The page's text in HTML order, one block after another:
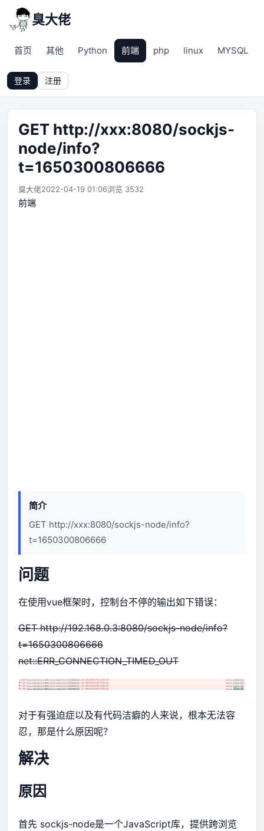
臭大佬
首页 其他 Python 前端 php linux MYSQL
登录 注册
GET http://xxx:8080/sockjs-
node/info?
t=1650300806666
臭大佬2022-04-19 01:06浏览 3532
前端
简介
GET http://xxx:8080/sockjs-node/info?
t=1650300806666
问题
在使用vue框架时，控制台不停的输出如下错误：
GEThttp://192.168.0.3:8080/sockjs-node/info?
t=1650300806666
net::ERR_CONNECTION_TIMED_OUT
对于有强迫症以及有代码洁癖的人来说，根本无法容
忍，那是什么原因呢？
解决
原因
首先 sockjs-node是一个JavaScript库，提供跨浏览